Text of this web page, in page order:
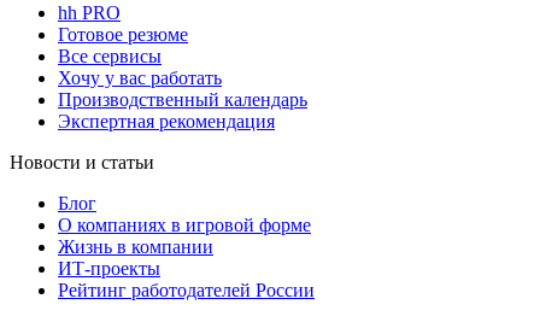
hh PRO
Готовое резюме
Все сервисы
Хочу у вас работать
Производственный календарь
Экспертная рекомендация
Новости и статьи
Блог
О компаниях в игровой форме
Жизнь в компании
ИТ-проекты
Рейтинг работодателей России